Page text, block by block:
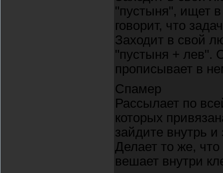
"пустыня", ищет
говорит, что
Заходит в свой
"пустыня + лев".
прописывает в
Спамер
Рассылает по
которых
зайдите внутрь
Делает то же,
вешает внутри